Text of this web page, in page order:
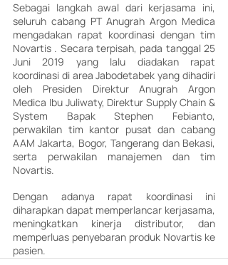
Sebagai langkah awal dari kerjasama ini,
seluruh cabang PT Anugrah Argon Medica
mengadakan rapat koordinasi dengan tim
Novartis . Secara terpisah, pada tanggal 25
Juni 2019 yang lalu diadakan rapat
koordinasi di area Jabodetabek yang dihadiri
oleh Presiden Direktur Anugrah Argon
Medica Ibu Juliwaty, Direktur Supply Chain &
System Bapak Stephen Febianto,
perwakilan tim kantor pusat dan cabang
AAM Jakarta, Bogor, Tangerang dan Bekasi,
serta perwakilan manajemen dan tim
Novartis.
Dengan adanya rapat koordinasi ini
diharapkan dapat memperlancar kerjasama,
meningkatkan kinerja distributor, dan
memperluas penyebaran produk Novartis ke
pasien.